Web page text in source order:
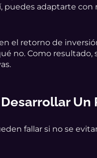
puedes adaptarte
el retorno de
no. Como resultado,
fallar si no se